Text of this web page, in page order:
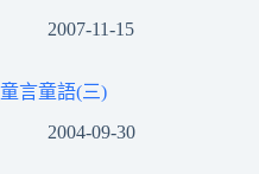
2007-11-15
童言童語(三)
2004-09-30